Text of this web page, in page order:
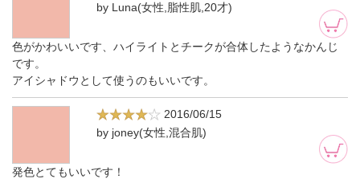
by Luna(女性,脂性肌,20才)
色がかわいいです、ハイライトとチークが合体したようなかんじ
です。
アイシャドウとして使うのもいいです。
2016/06/15
by joney(女性,混合肌)
発色とてもいいです！